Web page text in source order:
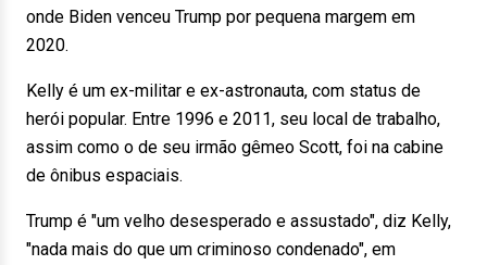
onde Biden venceu Trump por pequena margem em
2020.
Kelly é um ex-militar e ex-astronauta, com status de
herói popular. Entre 1996 e 2011, seu local de trabalho,
assim como o de seu irmão gêmeo Scott, foi na cabine
de ônibus espaciais.
Trump é "um velho desesperado e assustado", diz Kelly,
"nada mais do que um criminoso condenado", em